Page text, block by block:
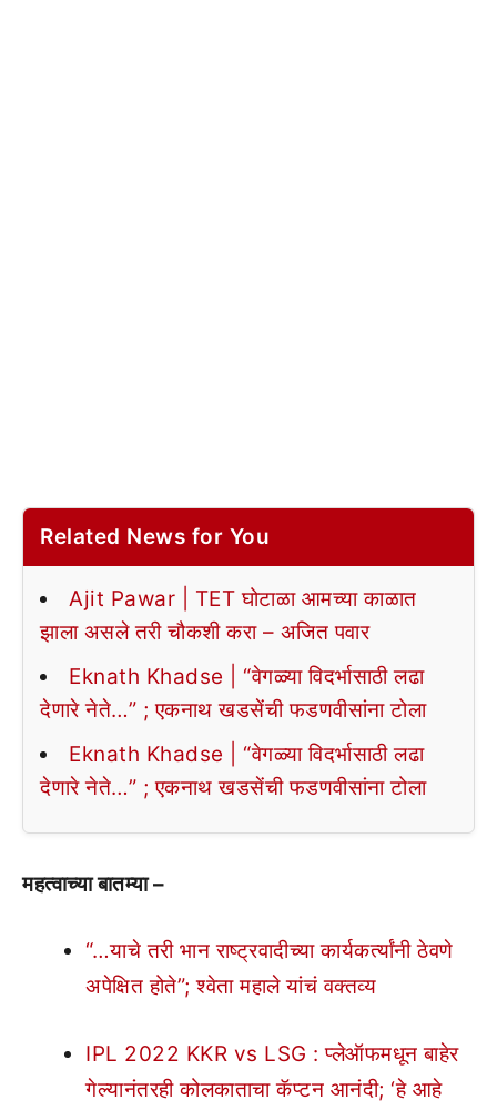
Related News for You
Ajit Pawar | TET घोटाळा आमच्या काळात
झाला असले तरी चौकशी करा – अजित पवार
Eknath Khadse | “वेगळ्या विदर्भासाठी लढा
देणारे नेते…” ; एकनाथ खडसेंची फडणवीसांना टोला
Eknath Khadse | “वेगळ्या विदर्भासाठी लढा
देणारे नेते…” ; एकनाथ खडसेंची फडणवीसांना टोला
महत्वाच्या बातम्या –
“…याचे तरी भान राष्ट्रवादीच्या कार्यकर्त्यांनी ठेवणे
अपेक्षित होते”; श्वेता महाले यांचं वक्तव्य
IPL 2022 KKR vs LSG : प्लेऑफमधून बाहेर
गेल्यानंतरही कोलकाताचा कॅप्टन आनंदी; ‘हे आहे